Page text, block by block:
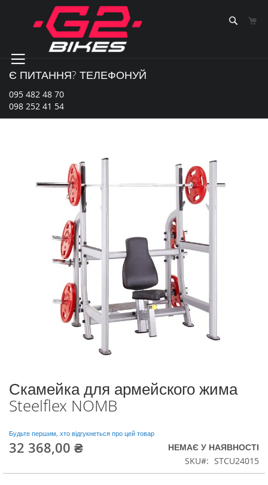
Content
Є ПИТАННЯ? ТЕЛЕФОНУЙ
095 482 48 70
098 252 41 54
зображень
Перейти
до
початку
зображень
Скамейка для армейского жима
Steelflex NOMB
Будьте першим, хто відгукнеться про цей товар
32 368,00 ₴
НЕМАЄ У НАЯВНОСТІ
SKU
STCU24015